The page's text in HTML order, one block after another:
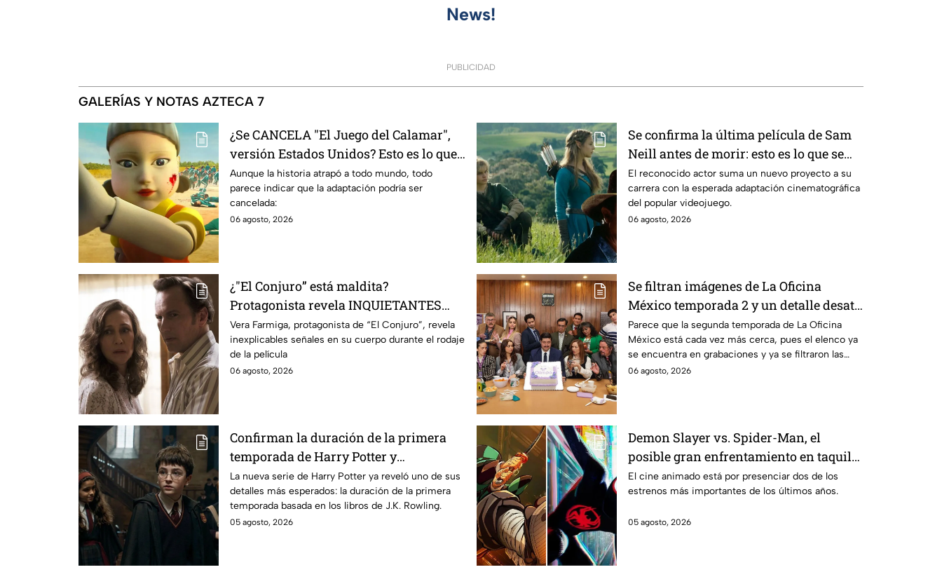
News!
PUBLICIDAD
GALERÍAS Y NOTAS AZTECA 7
¿Se CANCELA "El Juego del Calamar",
versión Estados Unidos? Esto es lo que
se sabe al momento
Aunque la historia atrapó a todo mundo, todo
parece indicar que la adaptación podría ser
cancelada:
06 agosto, 2026
Se confirma la última película de Sam
Neill antes de morir: esto es lo que se
sabe hasta ahora
El reconocido actor suma un nuevo proyecto a su
carrera con la esperada adaptación cinematográfica
del popular videojuego.
06 agosto, 2026
¿"El Conjuro” está maldita?
Protagonista revela INQUIETANTES
señales en su cuerpo durante la
grabación de la película
Vera Farmiga, protagonista de “El Conjuro”, revela
inexplicables señales en su cuerpo durante el rodaje
de la película
06 agosto, 2026
Se filtran imágenes de La Oficina
México temporada 2 y un detalle desata
teorías entre los fans
Parece que la segunda temporada de La Oficina
México está cada vez más cerca, pues el elenco ya
se encuentra en grabaciones y ya se filtraron las
primeras imágenes del set.
06 agosto, 2026
Confirman la duración de la primera
temporada de Harry Potter y
emocionará a los fans de los libros
La nueva serie de Harry Potter ya reveló uno de sus
detalles más esperados: la duración de la primera
temporada basada en los libros de J.K. Rowling.
05 agosto, 2026
Demon Slayer vs. Spider-Man, el
posible gran enfrentamiento en taquilla
del 2027
El cine animado está por presenciar dos de los
estrenos más importantes de los últimos años.
05 agosto, 2026